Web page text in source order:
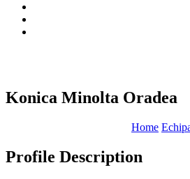
Konica Minolta Oradea
Home
Profile Description